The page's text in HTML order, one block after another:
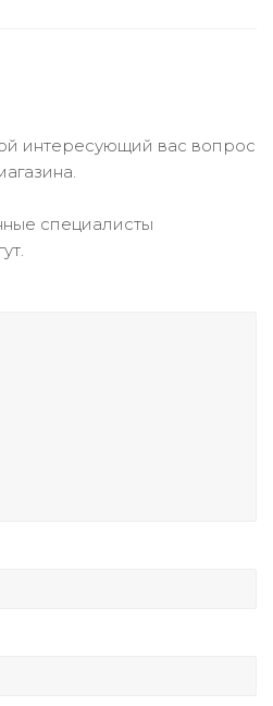
интересующий вас вопрос
специалисты